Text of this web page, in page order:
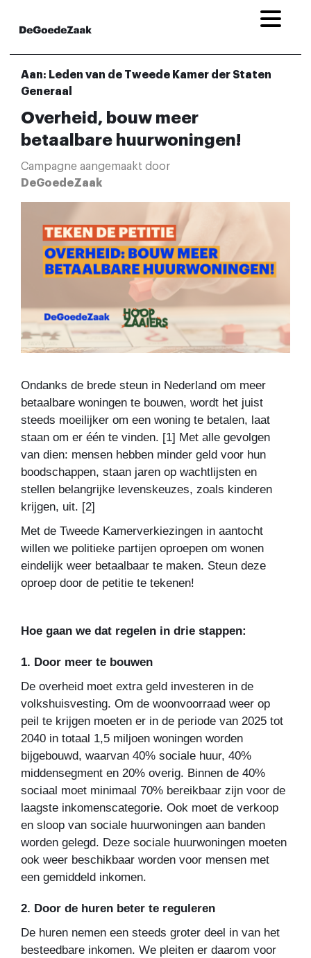
Aan: Leden van de Tweede Kamer der Staten
Generaal
Overheid, bouw meer
betaalbare huurwoningen!
Campagne aangemaakt door
DeGoedeZaak
Ondanks de brede steun in Nederland om meer
betaalbare woningen te bouwen, wordt het juist
steeds moeilijker om een woning te betalen, laat
staan om er één te vinden. [1] Met alle gevolgen
van dien: mensen hebben minder geld voor hun
boodschappen, staan jaren op wachtlijsten en
stellen belangrijke levenskeuzes, zoals kinderen
krijgen, uit. [2]
Met de Tweede Kamerverkiezingen in aantocht
willen we politieke partijen oproepen om wonen
eindelijk weer betaalbaar te maken. Steun deze
oproep door de petitie te tekenen!
Hoe gaan we dat regelen in drie stappen:
1. Door meer te bouwen
De overheid moet extra geld investeren in de
volkshuisvesting. Om de woonvoorraad weer op
peil te krijgen moeten er in de periode van 2025 tot
2040 in totaal 1,5 miljoen woningen worden
bijgebouwd, waarvan 40% sociale huur, 40%
middensegment en 20% overig. Binnen de 40%
sociaal moet minimaal 70% bereikbaar zijn voor de
laagste inkomenscategorie. Ook moet de verkoop
en sloop van sociale huurwoningen aan banden
worden gelegd. Deze sociale huurwoningen moeten
ook weer beschikbaar worden voor mensen met
een gemiddeld inkomen.
2. Door de huren beter te reguleren
De huren nemen een steeds groter deel in van het
besteedbare inkomen. We pleiten er daarom voor